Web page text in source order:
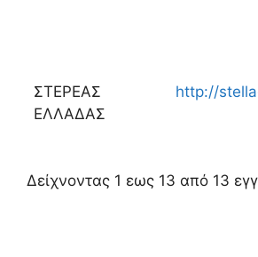
ΣΤΕΡΕΑΣ
ΕΛΛΑΔΑΣ
http://
Δείχνοντας 1 εως 13 από 13